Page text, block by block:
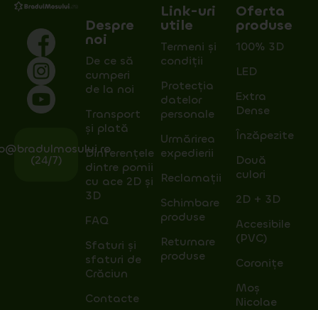
(24/7)
Despre
noi
De ce să
cumperi
de la noi
Transport
și plată
Dinferențele
dintre pomii
cu ace 2D și
3D
FAQ
Sfaturi și
sfaturi de
Crăciun
Contacte
Link-uri
utile
Termeni și
condiții
Protecția
datelor
personale
Urmărirea
expedierii
Reclamații
Schimbare
produse
Returnare
produse
Oferta
produse
100% 3D
LED
Extra
Dense
Înzăpezite
Două
culori
2D + 3D
Accesibile
(PVC)
Coronițe
Moș
Nicolae